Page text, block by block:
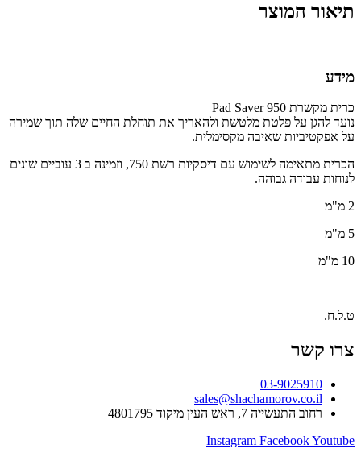
תיאור המוצר
מידע
כרית מקשרת 950 Pad Saver
נועד להגן על פלטת מלטשת ולהאריך את תוחלת החיים שלה תוך שמירה
על אפקטיביות שאיבה מקסימלית.
הכרית מתאימה לשימוש עם דיסקיות רשת 750, וזמינה ב 3 עוביים שונים
לנוחות עבודה גבוהה.
2 מ"מ
5 מ"מ
10 מ"מ
ט.ל.ח.
צרו קשר
03-9025910
sales@shachamorov.co.il
רחוב התעשייה 7, ראש העין מיקוד 4801795
Instagram FacebookYoutube